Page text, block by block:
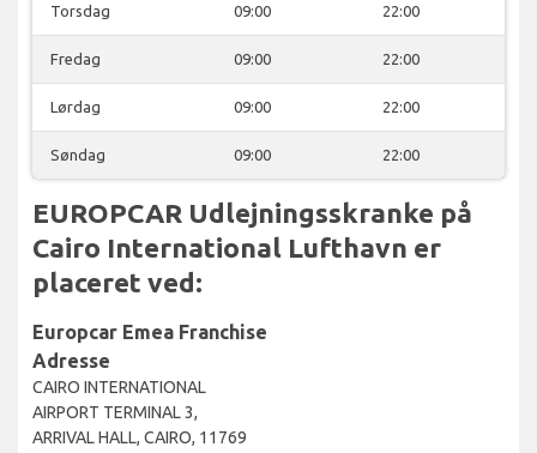
Torsdag 09:00 22:00
Fredag 09:00 22:00
Lørdag 09:00 22:00
Søndag 09:00 22:00
EUROPCAR Udlejningsskranke på
Cairo International Lufthavn er
placeret ved:
Europcar Emea Franchise
Adresse
CAIRO INTERNATIONAL
AIRPORT TERMINAL 3,
ARRIVAL HALL, CAIRO, 11769